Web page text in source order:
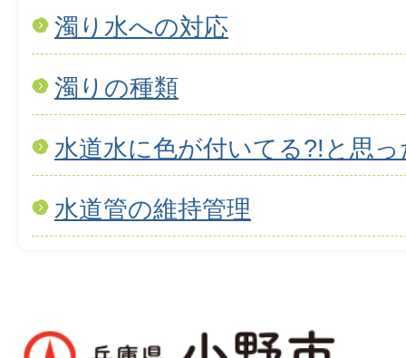
濁り水への対応
濁りの種類
水道水に色が付いてる?!と思
水道管の維持管理